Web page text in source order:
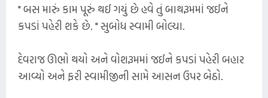
" બસ મારું કામ પૂરું થઈ ગયું છે હવે તું બાથરૂમમાં જઈને
કપડાં પહેરી શકે છે. " સુબોધ સ્વામી બોલ્યા.
દેવરાજ ઊભો થયો અને વોશરૂમમાં જઈને કપડાં પહેરી બહાર
આવ્યો અને ફરી સ્વામીજીની સામે આસન ઉપર બેઠો.